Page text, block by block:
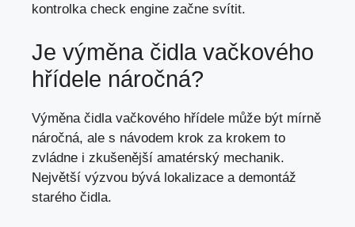
kontrolka check engine začne svítit.
Je výměna čidla vačkového
hřídele náročná?
Výměna čidla vačkového hřídele může být mírně
náročná, ale s návodem krok za krokem to
zvládne i zkušenější amatérský mechanik.
Největší výzvou bývá lokalizace a demontáž
starého čidla.